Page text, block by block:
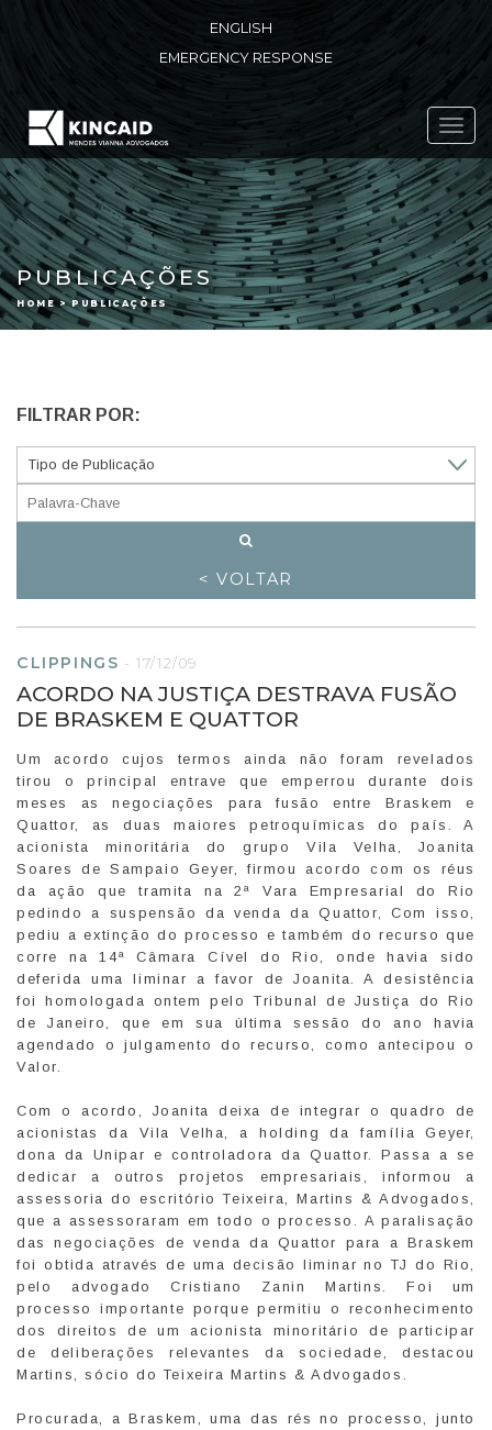
ENGLISH
EMERGENCY RESPONSE
PUBLICAÇÕES
HOME > PUBLICAÇÕES
FILTRAR POR:
< VOLTAR
CLIPPINGS -17/12/09
ACORDO NA JUSTIÇA DESTRAVA FUSÃO
DE BRASKEM E QUATTOR
Um acordo cujos termos ainda não foram revelados
tirou o principal entrave que emperrou durante dois
meses as negociações para fusão entre Braskem e
Quattor, as duas maiores petroquímicas do país. A
acionista minoritária do grupo Vila Velha, Joanita
Soares de Sampaio Geyer, firmou acordo com os réus
da ação que tramita na 2ª Vara Empresarial do Rio
pedindo a suspensão da venda da Quattor, Com isso,
pediu a extinção do processo e também do recurso que
corre na 14ª Câmara Cível do Rio, onde havia sido
deferida uma liminar a favor de Joanita. A desistência
foi homologada ontem pelo Tribunal de Justiça do Rio
de Janeiro, que em sua última sessão do ano havia
agendado o julgamento do recurso, como antecipou o
Valor.
Com o acordo, Joanita deixa de integrar o quadro de
acionistas da Vila Velha, a holding da família Geyer,
dona da Unipar e controladora da Quattor. Passa a se
dedicar a outros projetos empresariais, informou a
assessoria do escritório Teixeira, Martins & Advogados,
que a assessoraram em todo o processo. A paralisação
das negociações de venda da Quattor para a Braskem
foi obtida através de uma decisão liminar no TJ do Rio,
pelo advogado Cristiano Zanin Martins. Foi um
processo importante porque permitiu o reconhecimento
dos direitos de um acionista minoritário de participar
de deliberações relevantes da sociedade, destacou
Martins, sócio do Teixeira Martins & Advogados.
Procurada, a Braskem, uma das rés no processo, junto